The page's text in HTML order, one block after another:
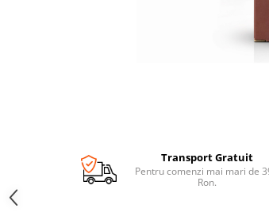
Transport Gratuit
Pentru comenzi mai mari de
Ron.